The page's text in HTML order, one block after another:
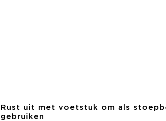
Rust uit met voetstuk om als
gebruiken